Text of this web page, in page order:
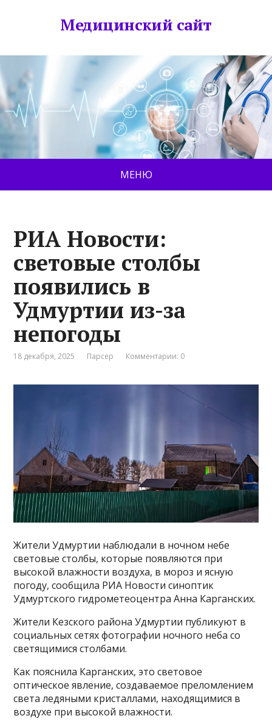
Медицинский сайт
МЕНЮ
РИА Новости:
световые столбы
появились в
Удмуртии из-за
непогоды
18 декабря, 2025 Парсер Комментарии: 0
Жители Удмуртии наблюдали в ночном небе
световые столбы, которые появляются при
высокой влажности воздуха, в мороз и ясную
погоду, сообщила РИА Новости синоптик
Удмуртского гидрометеоцентра Анна Карганских.
Жители Кезского района Удмуртии публикуют в
социальных сетях фотографии ночного неба со
светящимися столбами.
Как пояснила Карганских, это световое
оптическое явление, создаваемое преломлением
света ледяными кристаллами, находящимися в
воздухе при высокой влажности.